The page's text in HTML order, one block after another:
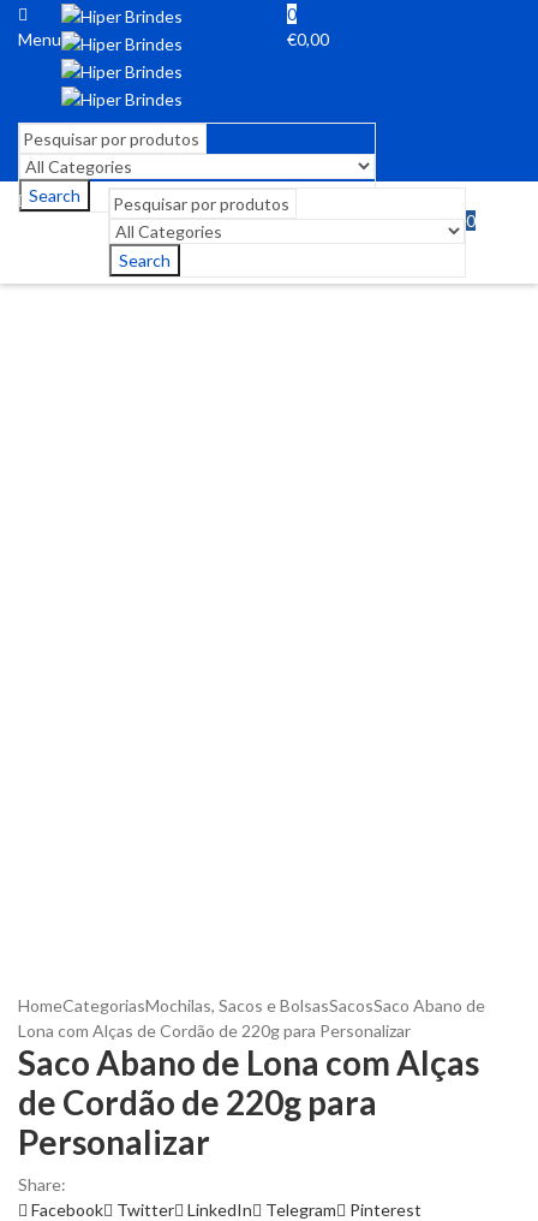
Menu
0
€0,00
Search
Search
0
HomeCategoriasMochilas, Sacos e BolsasSacosSaco Abano de
Lona com Alças de Cordão de 220g para Personalizar
Saco Abano de Lona com Alças
de Cordão de 220g para
Personalizar
Share:
Facebook
Twitter LinkedIn Telegram
Pinterest